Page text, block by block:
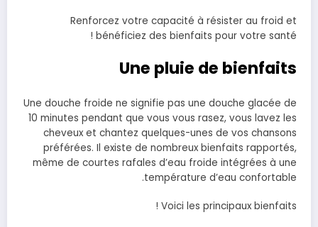
Renforcez votre capacité à résister au froid et
bénéficiez des bienfaits pour votre santé !
Une pluie de bienfaits
Une douche froide ne signifie pas une douche glacée de
10 minutes pendant que vous vous rasez, vous lavez les
cheveux et chantez quelques-unes de vos chansons
préférées. Il existe de nombreux bienfaits rapportés,
même de courtes rafales d’eau froide intégrées à une
température d’eau confortable.
Voici les principaux bienfaits !